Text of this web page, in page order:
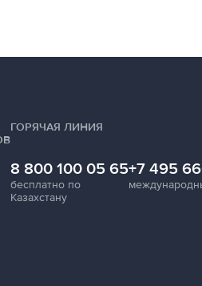
ГОРЯЧАЯ ЛИНИЯ
8 800 100 05 65
бесплатно по
Казахстану
+7 495